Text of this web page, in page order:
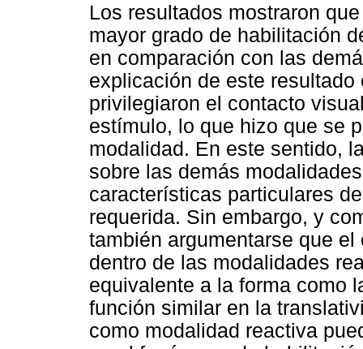
Los resultados mostraron
mayor grado de habilitación
en comparación con las
explicación de este
privilegiaron el contacto
estímulo, lo que hizo que se
modalidad. En este sentido,
sobre las demás
características particulares
requerida. Sin embargo, y
también argumentarse que
dentro de las modalidades
equivalente a la forma como
función similar en la
como modalidad reactiva